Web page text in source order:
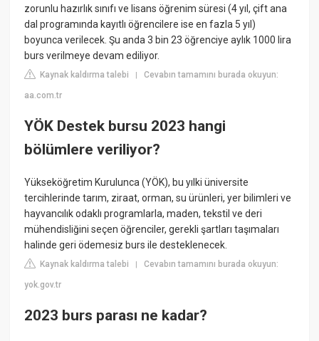
zorunlu hazırlık sınıfı ve lisans öğrenim süresi (4 yıl, çift ana
dal programında kayıtlı öğrencilere ise en fazla 5 yıl)
boyunca verilecek. Şu anda 3 bin 23 öğrenciye aylık 1000 lira
burs verilmeye devam ediliyor.
Kaynak kaldırma talebi |Cevabın tamamını burada okuyun:
aa.com.tr
YÖK Destek bursu 2023 hangi
bölümlere veriliyor?
Yükseköğretim Kurulunca (YÖK), bu yılki üniversite
tercihlerinde tarım, ziraat, orman, su ürünleri, yer bilimleri ve
hayvancılık odaklı programlarla, maden, tekstil ve deri
mühendisliğini seçen öğrenciler, gerekli şartları taşımaları
halinde geri ödemesiz burs ile desteklenecek.
Kaynak kaldırma talebi |Cevabın tamamını burada okuyun:
yok.gov.tr
2023 burs parası ne kadar?